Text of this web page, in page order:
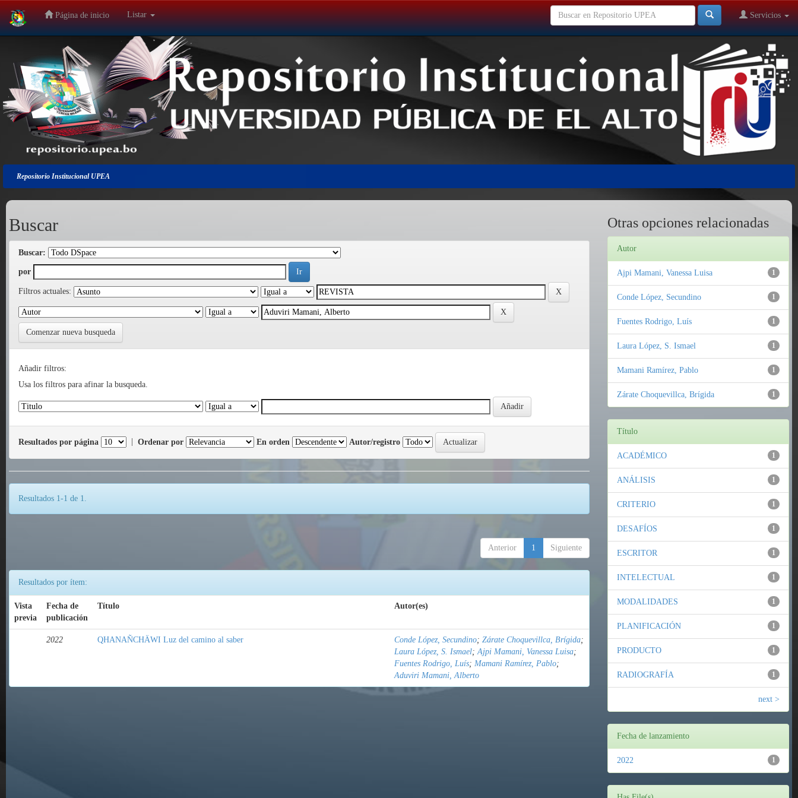
Salir
navegación
Página de inicio Listar Servicios
Repositorio Institucional UPEA
Buscar
Buscar:
por
Filtros actuales:
Comenzar nueva busqueda
Añadir filtros:
Usa los filtros para afinar la busqueda.
Resultados por página Ordenar por En orden Autor/registro
Resultados 1-1 de 1.
Anterior 1 Siguiente
Resultados por ítem:
Vista
previa
Fecha de
publicación
Título Autor(es)
2022 QHANAÑCHÄWI Luz del camino al saber Conde López, Secundino; Zárate Choquevillca, Brígida;
Laura López, S. Ismael;Ajpi Mamani, Vanessa Luisa;
Fuentes Rodrigo, Luís; Mamani Ramírez, Pablo;
Aduviri Mamani, Alberto
Otras opciones relacionadas
Autor
1
Ajpi Mamani, Vanessa Luisa
1
Conde López, Secundino
1
Fuentes Rodrigo, Luís
1
Laura López, S. Ismael
1
Mamani Ramírez, Pablo
1
Zárate Choquevillca, Brígida
Título
1
ACADÉMICO
1
ANÁLISIS
1
CRITERIO
1
DESAFÍOS
1
ESCRITOR
1
INTELECTUAL
1
MODALIDADES
1
PLANIFICACIÓN
1
PRODUCTO
1
RADIOGRAFÍA
next >
Fecha de lanzamiento
1
2022